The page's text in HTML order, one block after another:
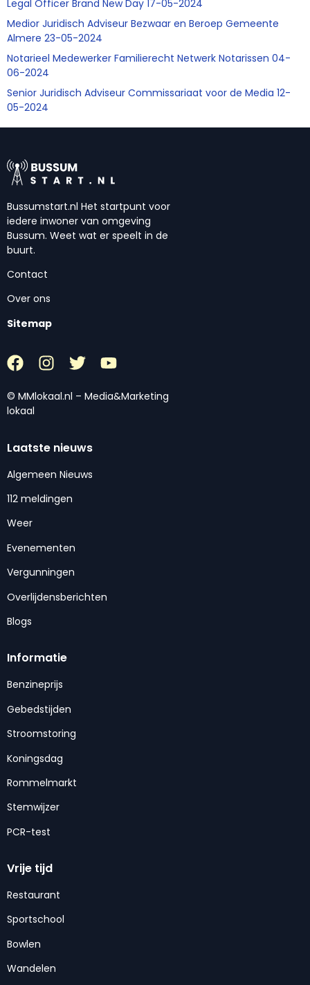
Legal Officer Brand New Day 17-05-2024
Medior Juridisch Adviseur Bezwaar en Beroep Gemeente
Almere 23-05-2024
Notarieel Medewerker Familierecht Netwerk Notarissen 04-
06-2024
Senior Juridisch Adviseur Commissariaat voor de Media 12-
05-2024
Bussumstart.nl Het startpunt voor
iedere inwoner van omgeving
Bussum. Weet wat er speelt in de
buurt.
Contact
Over ons
Sitemap
© MMlokaal.nl – Media&Marketing
lokaal
Laatste nieuws
Algemeen Nieuws
112 meldingen
Weer
Evenementen
Vergunningen
Overlijdensberichten
Blogs
Informatie
Benzineprijs
Gebedstijden
Stroomstoring
Koningsdag
Rommelmarkt
Stemwijzer
PCR-test
Vrije tijd
Restaurant
Sportschool
Bowlen
Wandelen